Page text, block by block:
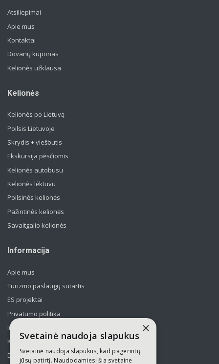
Atsiliepimai
Apie mus
Kontaktai
Dovanų kuponas
Kelionės užklausa
Kelionės
Kelionės po Lietuvą
Poilsis Lietuvoje
Skrydis + viešbutis
Ekskursija pėsčiomis
Kelionės autobusu
Kelionės lėktuvu
Poilsinės kelionės
Pažintinės kelionės
Savaitgalio kelionės
Informacija
Apie mus
Turizmo paslaugų sutartis
ES projektai
Privatumo politika
Informavimas apie asmens duomenų tvarkymą
Kelionės kolektyvams po Lietuvą
Draudimas
×
Svetainė naudoja slapukus
Svetainė naudoja slapukus, kad pagerintų
jūsų patirtį. Naudodamiesi šia svetaine